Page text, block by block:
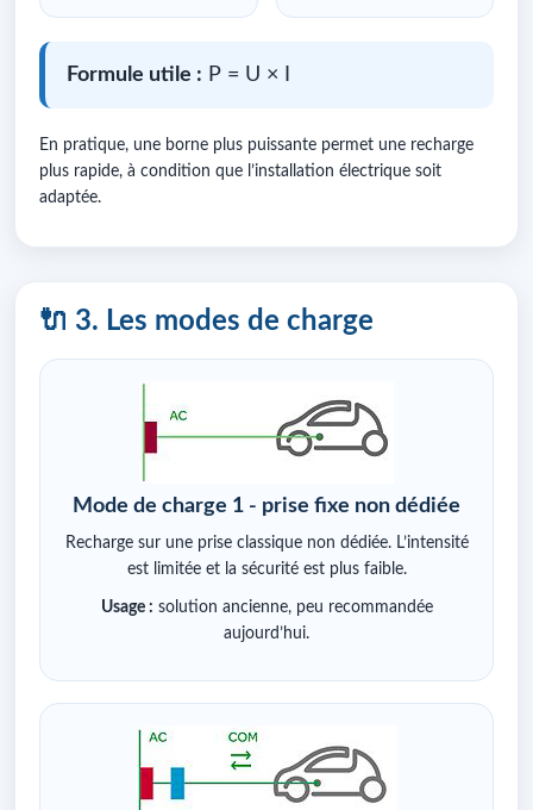
Formule utile : P = U × I
En pratique, une borne plus puissante permet une recharge
plus rapide, à condition que l’installation électrique soit
adaptée.
🔌 3. Les modes de charge
Mode de charge 1 - prise fixe non dédiée
Recharge sur une prise classique non dédiée. L’intensité
est limitée et la sécurité est plus faible.
Usage : solution ancienne, peu recommandée
aujourd’hui.